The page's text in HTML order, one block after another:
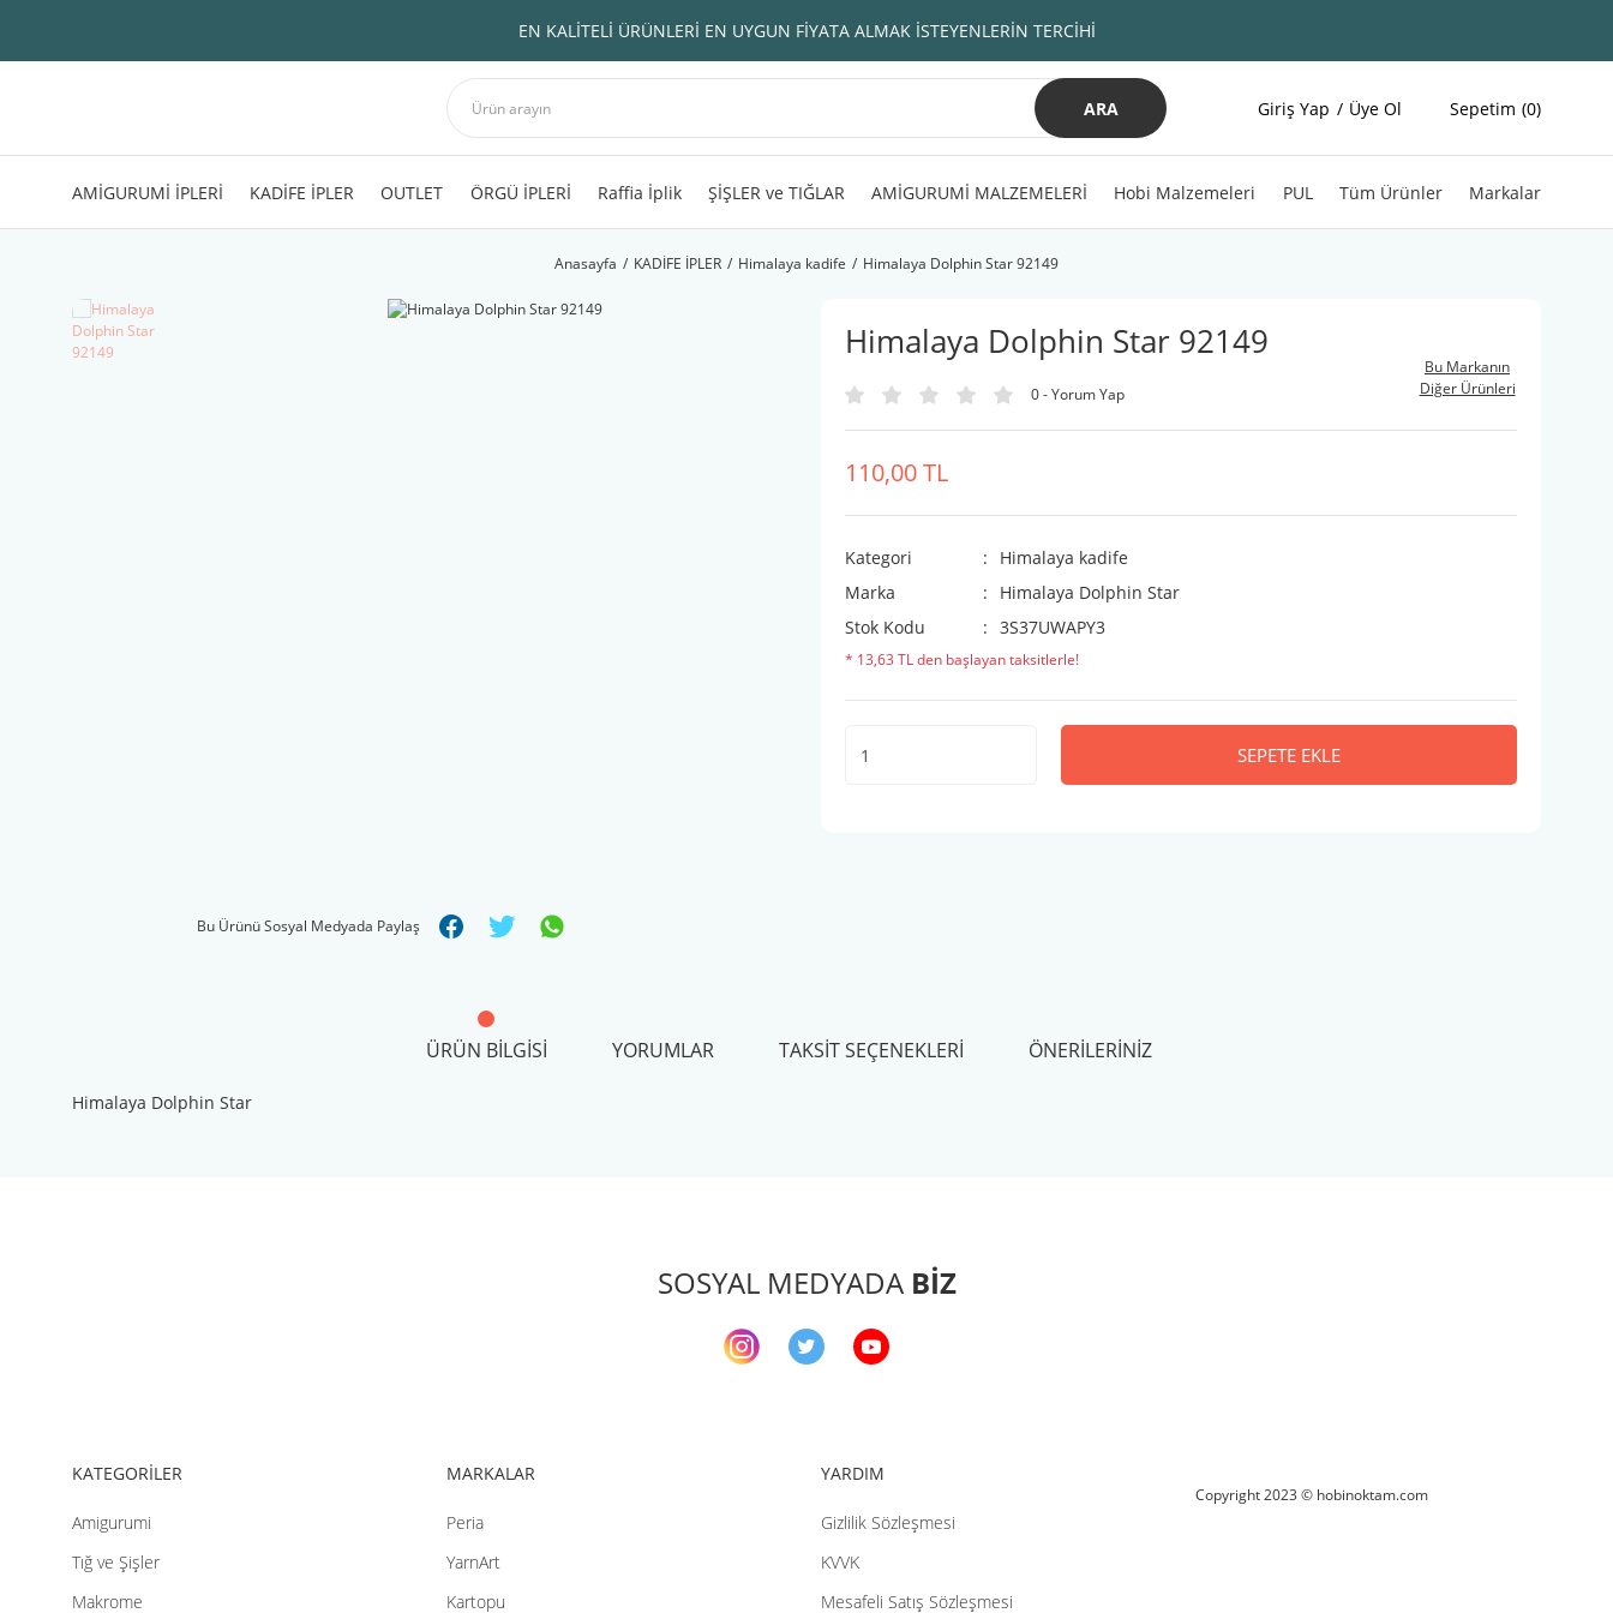
EN KALİTELİ ÜRÜNLERİ EN UYGUN FİYATA ALMAK İSTEYENLERİN TERCİHİ
ARA Giriş Yap Üye Ol Sepetim 0
AMİGURUMİ İPLERİ KADİFE İPLER OUTLET ÖRGÜ İPLERİ Raffia İplik ŞİŞLER ve TIĞLAR AMİGURUMİ MALZEMELERİ Hobi Malzemeleri PUL Tüm Ürünler Markalar
Anasayfa KADİFE İPLER Himalaya kadife Himalaya Dolphin Star 92149
Bu Ürünü Sosyal Medyada Paylaş
Himalaya Dolphin Star 92149
0 - Yorum Yap
Bu Markanın
Diğer Ürünleri
110,00 TL
Kategori
Himalaya kadife
Marka
Himalaya Dolphin Star
Stok Kodu
3S37UWAPY3
* 13,63 TL den başlayan taksitlerle!
SEPETE EKLE
ÜRÜN BILGISI YORUMLAR TAKSIT SEÇENEKLERI ÖNERILERINIZ
Himalaya Dolphin Star
Gönder
SOSYAL MEDYADA BİZ
KATEGORİLER
Amigurumi
Tığ ve Şişler
Makrome
MARKALAR
Peria
YarnArt
Kartopu
YARDIM
Gizlilik Sözleşmesi
KVVK
Mesafeli Satış Sözleşmesi
Copyright 2023 © hobinoktam.com